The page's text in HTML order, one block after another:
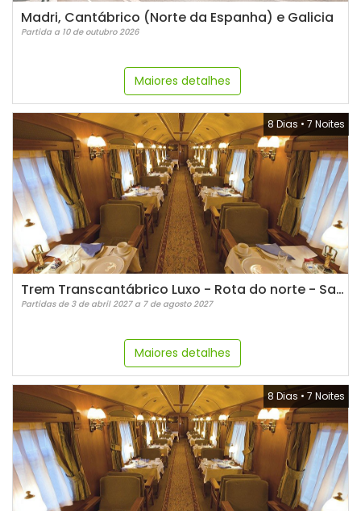
Madri, Cantábrico (Norte da Espanha) e Galicia
Partida a 10 de outubro 2026
Maiores detalhes
8 Dias • 7 Noites
Trem Transcantábrico Luxo - Rota do norte - Santiago de Compostela
Partidas de 3 de abril 2027 a 7 de agosto 2027
Maiores detalhes
8 Dias • 7 Noites